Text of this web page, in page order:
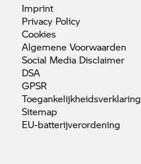
Imprint
Privacy Policy
Cookies
AlgemeneVoorwaarden
Social Media Disclaimer
DSA
GPSR
Toegankelijkheidsverklaring
Sitemap
EU-batterijverordening